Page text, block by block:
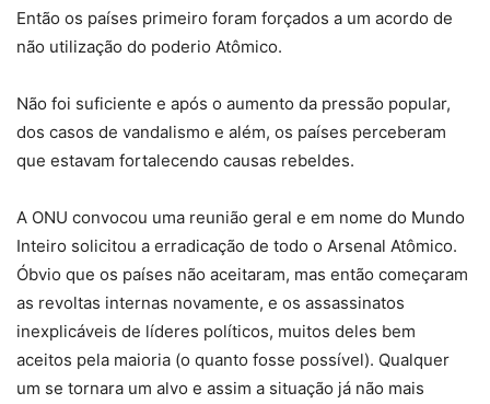
Então os países primeiro foram forçados a um acordo de
não utilização do poderio Atômico.
Não foi suficiente e após o aumento da pressão popular,
dos casos de vandalismo e além, os países perceberam
que estavam fortalecendo causas rebeldes.
A ONU convocou uma reunião geral e em nome do Mundo
Inteiro solicitou a erradicação de todo o Arsenal Atômico.
Óbvio que os países não aceitaram, mas então começaram
as revoltas internas novamente, e os assassinatos
inexplicáveis de líderes políticos, muitos deles bem
aceitos pela maioria (o quanto fosse possível). Qualquer
um se tornara um alvo e assim a situação já não mais